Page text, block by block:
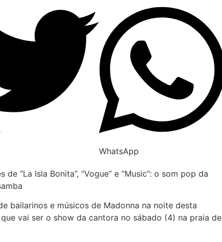
WhatsApp
“La Isla Bonita”, “Vogue” e “Music”: o som pop da
bailarinos e músicos de Madonna na noite desta
vai ser o show da cantora no sábado (4) na praia de